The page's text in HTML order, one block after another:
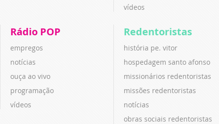
vídeos
Rádio POP
empregos
notícias
ouça ao vivo
programação
vídeos
Redentoristas
história pe. vitor
hospedagem santo afonso
missionários redentoristas
missões redentoristas
notícias
obras sociais redentoristas